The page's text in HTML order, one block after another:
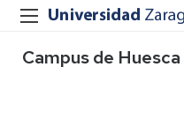
Campus de Huesca